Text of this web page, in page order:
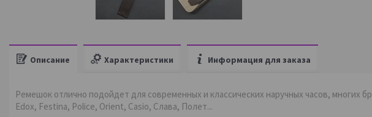
Описание Характеристики Информация для заказа
Ремешок отлично подойдет для современных и классических наручных часов, многих
Edox, Festina, Police, Orient, Casio, Слава, Полет...